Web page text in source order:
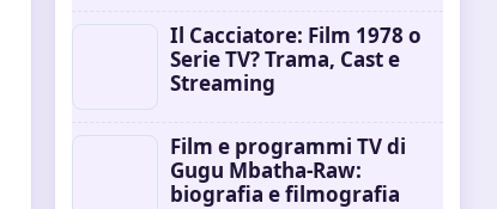
Il Cacciatore: Film 1978 o
Serie TV? Trama, Cast e
Streaming
Film e programmi TV di
Gugu Mbatha-Raw:
biografia e filmografia